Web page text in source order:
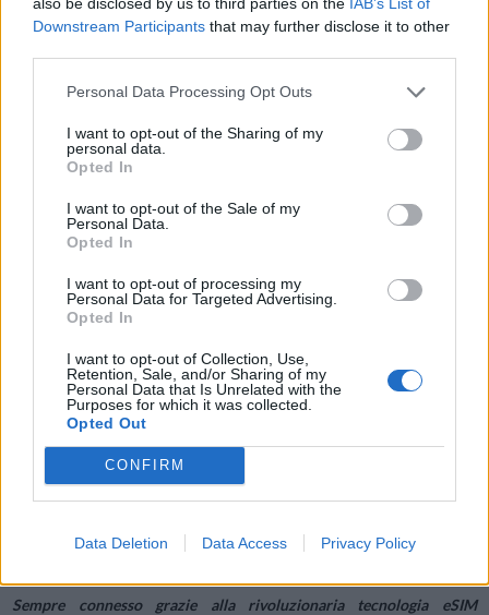
Downstream Participants that may further disclose it to other
Personal Data Processing Opt Outs
I want to opt-out of the Sharing of my
personal data.
Opted In
I want to opt-out of the Sale of my
Personal Data.
Opted In
I want to opt-out of processing my
Personal Data for Targeted Advertising.
Opted In
I want to opt-out of Collection, Use,
Retention, Sale, and/or Sharing of my
Personal Data that Is Unrelated with the
Purposes for which it was collected.
Opted Out
CONFIRM
Data Deletion Data Access Privacy Policy
Lunga durata della batteria per viaggiatori serialiSeppur
carica. Può anche essere ricaricato tramite la porta Micro-USB,
utilizzando un caricatore portatile o qualsiasi power bank con un
connettore Micro-USB: Transformer Mini è sempre pronto e
fastidiosi intoppi.
con la stilo attiva opzionale ASUS Pen, Transformer Mini si apre a un
nuovo mondo di creatività e divertimento grazie al nuovo Windows
Ink Workspace. Sarà semplicissimo prendere appunti nel nuovo
sketchpad, aggiungere note alle foto e molto altro ancora. Con un
tocco sensibile e preciso (1024 livelli di pressione) in grado di
rilevare ogni minima sfumatura nel movimento, ASUS Pen permette
di scrivere e disegnare a mano libera direttamente sullo schermo di
Transformer Mini con la massima naturalezza, proprio come sulla
tastiera permette di trasportare in modo sicuro e protetto la stilo.
Sempre connesso grazie alla rivoluzionaria tecnologia eSIM